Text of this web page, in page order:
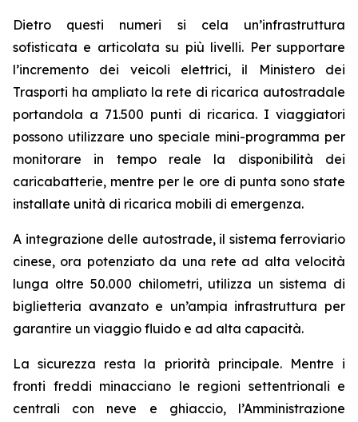
Dietro questi numeri si cela un’infrastruttura
sofisticata e articolata su più livelli. Per supportare
l’incremento dei veicoli elettrici, il Ministero dei
Trasporti ha ampliato la rete di ricarica autostradale
portandola a 71.500 punti di ricarica. I viaggiatori
possono utilizzare uno speciale mini-programma per
monitorare in tempo reale la disponibilità dei
caricabatterie, mentre per le ore di punta sono state
installate unità di ricarica mobili di emergenza.
A integrazione delle autostrade, il sistema ferroviario
cinese, ora potenziato da una rete ad alta velocità
lunga oltre 50.000 chilometri, utilizza un sistema di
biglietteria avanzato e un’ampia infrastruttura per
garantire un viaggio fluido e ad alta capacità.
La sicurezza resta la priorità principale. Mentre i
fronti freddi minacciano le regioni settentrionali e
centrali con neve e ghiaccio, l’Amministrazione